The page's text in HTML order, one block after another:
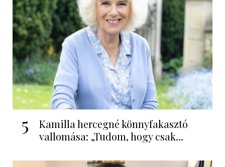
5
Kamilla hercegné könnyfakasztó
vallomása: „Tudom, hogy csak...